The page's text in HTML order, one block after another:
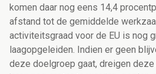
komen daar nog eens 14,4
afstand tot de gemiddelde
activiteitsgraad voor de EU is nog
laagopgeleiden. Indien er geen
deze doelgroep gaat, dreigen